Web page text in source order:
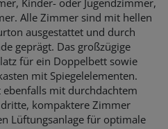
Alle Zimmer sind mit hellen
ausgestattet und durch
geprägt. Das großzügige
für ein Doppelbett sowie
mit Spiegelelementen.
ebenfalls mit durchdachtem
kompaktere Zimmer
Lüftungsanlage für optimale